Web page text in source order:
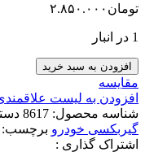
تومان ۲.۸۵۰.۰۰۰
1 در انبار
سر
پلوس
19خار
ABS
کلیه
پراید
افزودن به سبد خرید
مقایسه
افزودن به لیست
شناسه محصول: 8617
گیربکسی خودرو برچسب:
اشتراک گذاری :